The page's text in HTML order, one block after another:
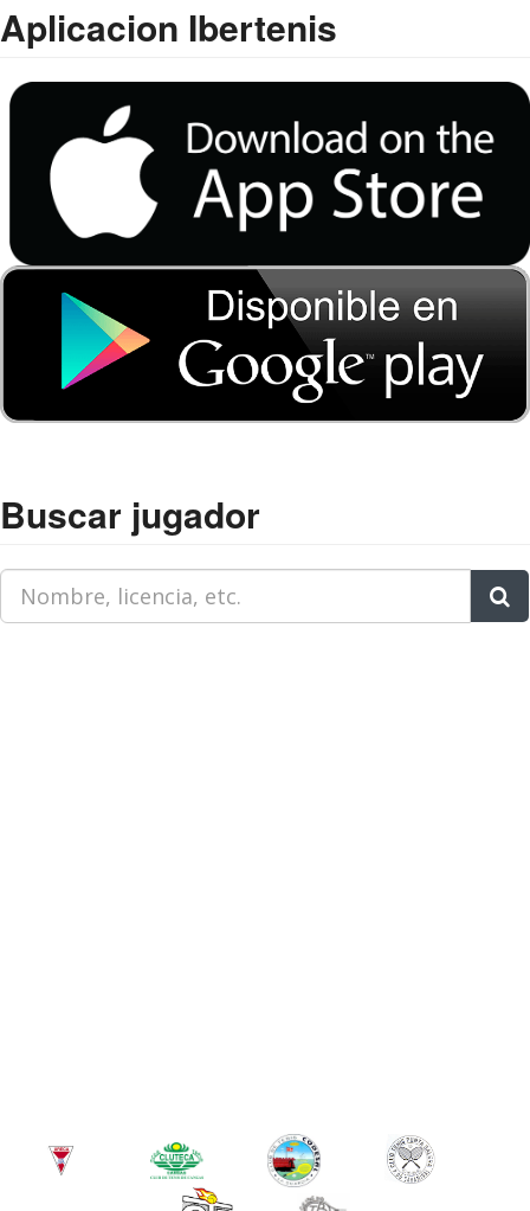
Aplicacion Ibertenis
Buscar jugador